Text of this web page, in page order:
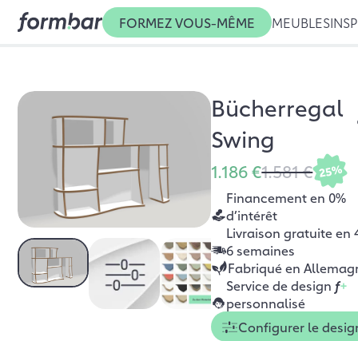
FORMEZ VOUS-MÊME MEUBLES
Bücherregal
Swing
1.186 €1.581 € 25%
Financement en 0%
d’intérêt
Livraison gratuite en
6 semaines
Fabriqué en
Service de design f+
personnalisé
Configurer le